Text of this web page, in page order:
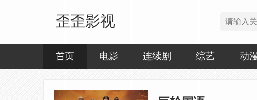
歪歪影视
首页 电影 连续剧 综艺 动漫